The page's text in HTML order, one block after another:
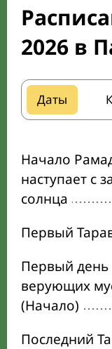
2026 в
Даты
Начало
наступает с
солнца
Первый
Первый день
верующих
(Начало)
Последний